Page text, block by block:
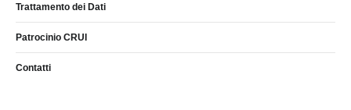
Trattamento dei Dati
Patrocinio CRUI
Contatti